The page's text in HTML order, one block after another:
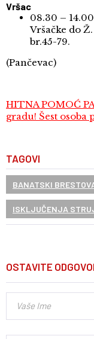
Vršac
08.30 –
Vršačke do
br.45-79.
(Pančevac)
HITNA POMOĆ
gradu! Šest
TAGOVI
BANATSKI
ISKLJUČENJA
OSTAVITE